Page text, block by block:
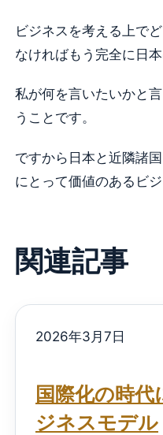
ビジネスを考える上で
なければもう完全に日
私が何を言いたいかと
うことです。
ですから日本と近隣諸
にとって価値のあるビ
関連記事
2026年3月7日
国際化の時
ジネスモデル